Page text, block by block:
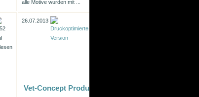
alle Motive wurden mit ...
26.07.2013
Vet-Concept Produkte